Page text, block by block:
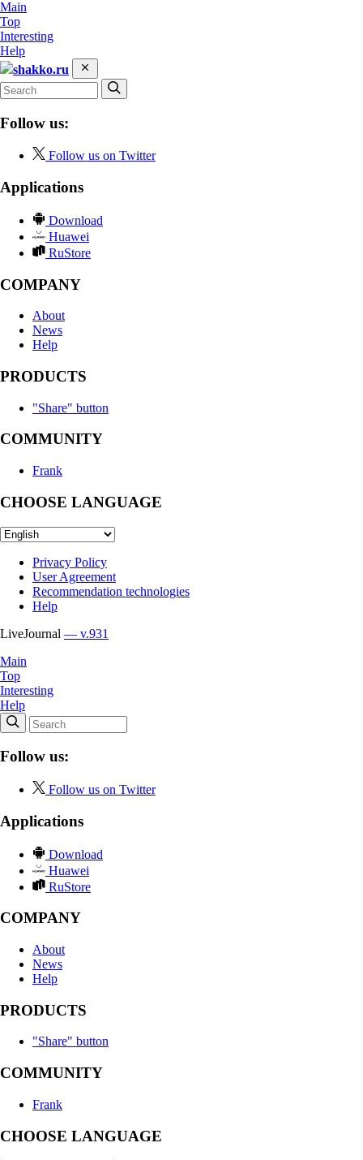
Main
Top
Interesting
Help
shakko.ru
Follow us:
Follow us on Twitter
Applications
Download
Huawei
RuStore
COMPANY
About
News
Help
PRODUCTS
"Share" button
COMMUNITY
Frank
CHOOSE LANGUAGE
Privacy Policy
User Agreement
Recommendation technologies
Help
LiveJournal — v.931
Main
Top
Interesting
Help
Follow us:
Follow us on Twitter
Applications
Download
Huawei
RuStore
COMPANY
About
News
Help
PRODUCTS
"Share" button
COMMUNITY
Frank
CHOOSE LANGUAGE